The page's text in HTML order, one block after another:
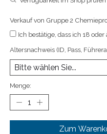
Verkauf von Gruppe 2
Ich bestätige, dass ich 18 oder
Altersnachweis (ID, Pass,
Menge:
Zum